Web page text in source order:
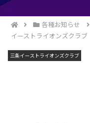
各種お知らせ
イーストライオンズクラブ
三条イーストライオンズクラブ